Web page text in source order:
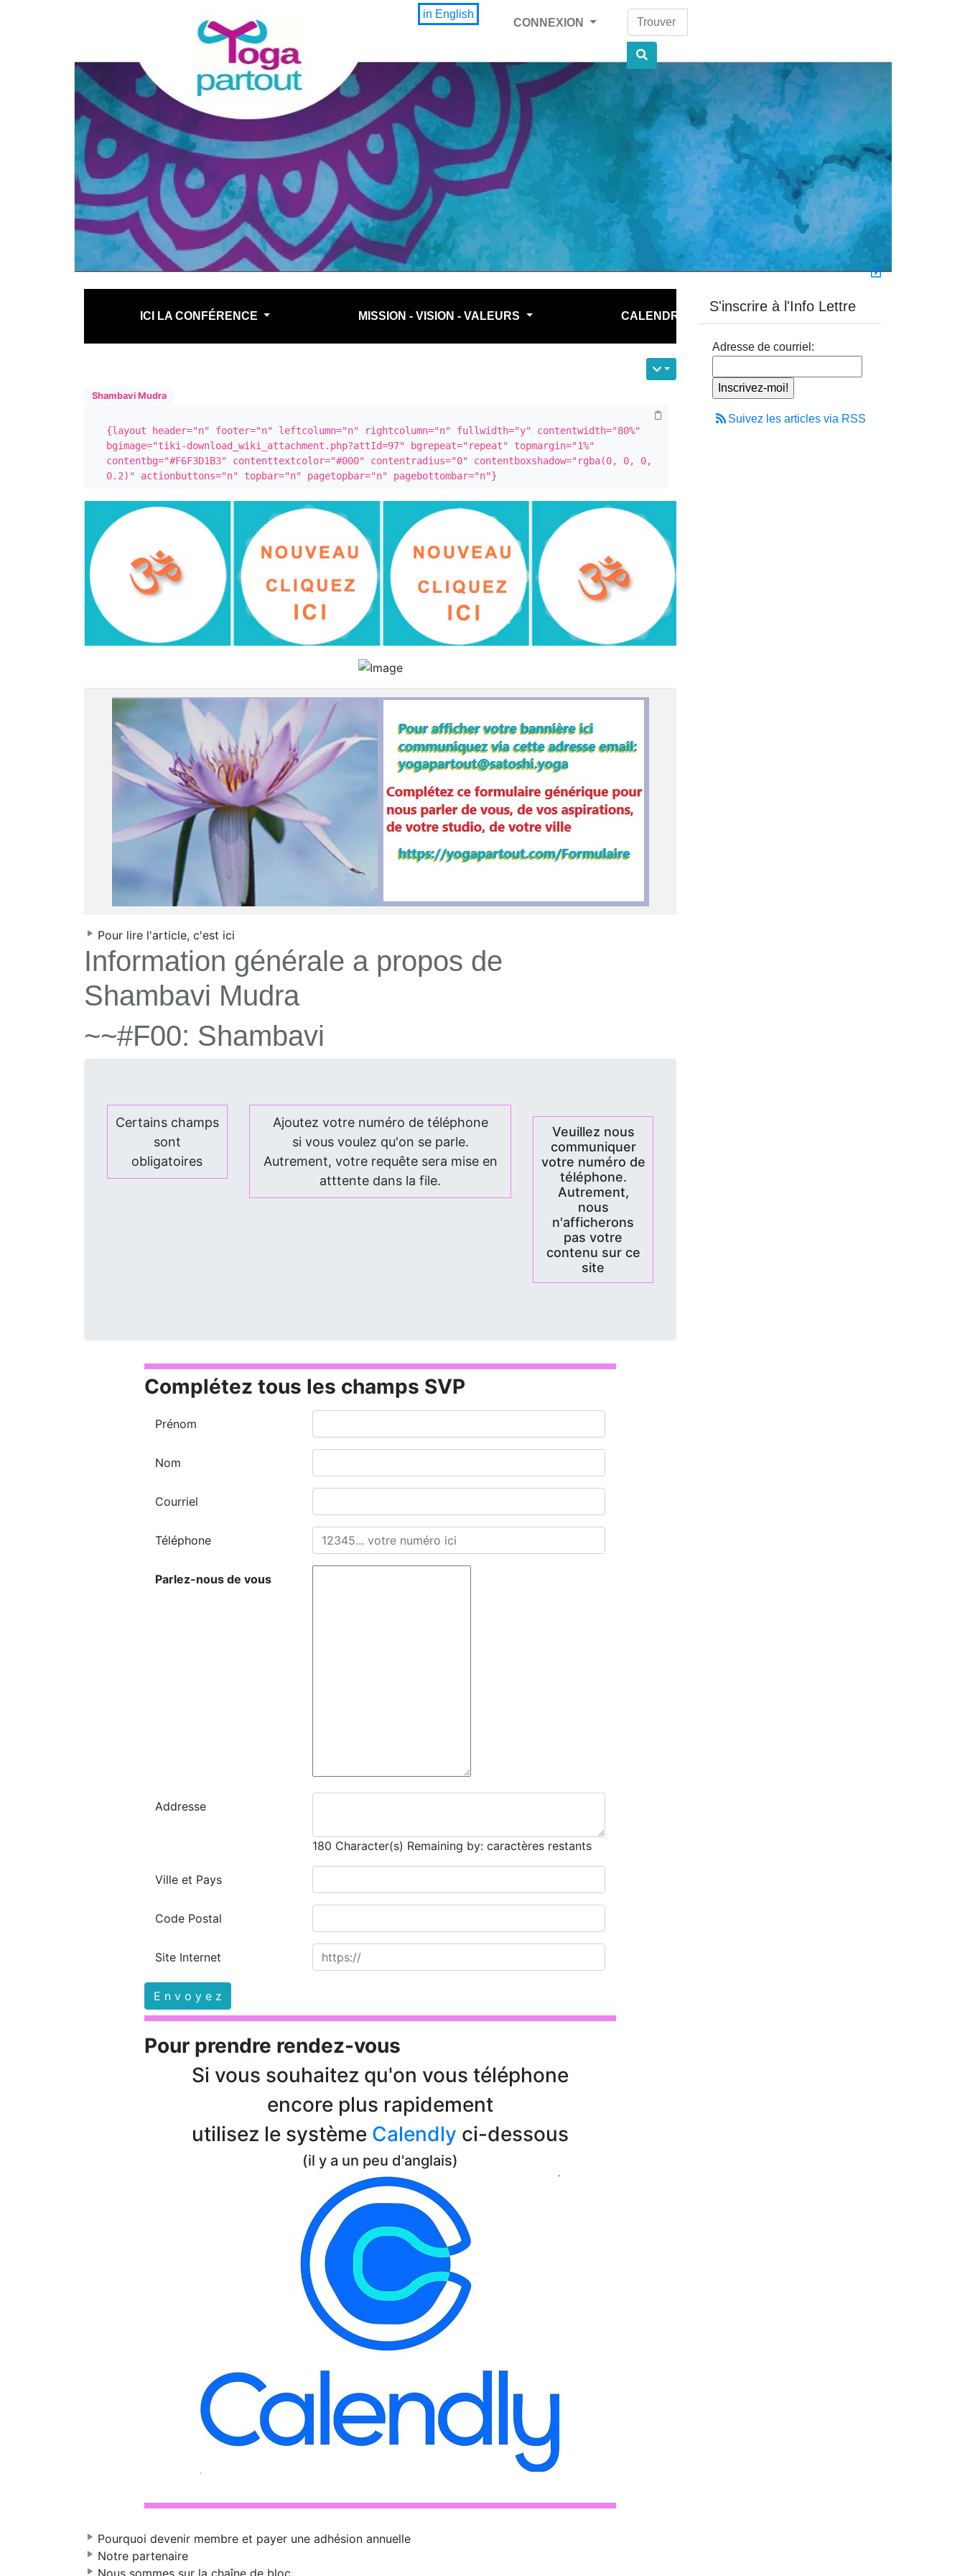
in English
CONNEXION
Find
ICI LA CONFÉRENCE MISSION - VISION - VALEURS CALENDRIER
Shambavi Mudra
{layout header="n" footer="n" leftcolumn="n" rightcolumn="n" fullwidth="y" contentwidth="80%"
bgimage="tiki-download_wiki_attachment.php?attId=97" bgrepeat="repeat" topmargin="1%"
contentbg="#F6F3D1B3" contenttextcolor="#000" contentradius="0" contentboxshadow="rgba(0, 0, 0,
0.2)" actionbuttons="n" topbar="n" pagetopbar="n" pagebottombar="n"}
Pour lire l'article, c'est ici
Information générale a propos de
Shambavi Mudra
~~#F00: Shambavi
Certains champs
sont
obligatoires
Ajoutez votre numéro de téléphone
si vous voulez qu'on se parle.
Autrement, votre requête sera mise en
atttente dans la file.
Veuillez nous
communiquer
votre numéro de
téléphone.
Autrement,
nous
n'afficherons
pas votre
contenu sur ce
site
Complétez tous les champs SVP
Prénom
Nom
Courriel
Téléphone
Parlez-nous de vous
Addresse
180 Character(s) Remaining by: caractères restants
Ville et Pays
Code Postal
Site Internet
Pour prendre rendez-vous
Si vous souhaitez qu'on vous téléphone
encore plus rapidement
utilisez le système Calendly ci-dessous
(il y a un peu d'anglais)
Pourquoi devenir membre et payer une adhésion annuelle
Notre partenaire
Nous sommes sur la chaîne de bloc
S'inscrire à l'Info Lettre
Adresse de courriel:
Suivez les articles via RSS